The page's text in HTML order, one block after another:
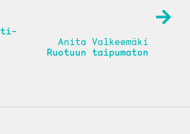
Anita Valkeemäki
Ruotuun taipumaton